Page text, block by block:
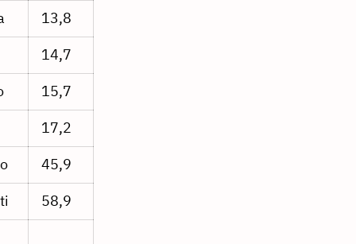
13,8
14,7
15,7
17,2
45,9
58,9